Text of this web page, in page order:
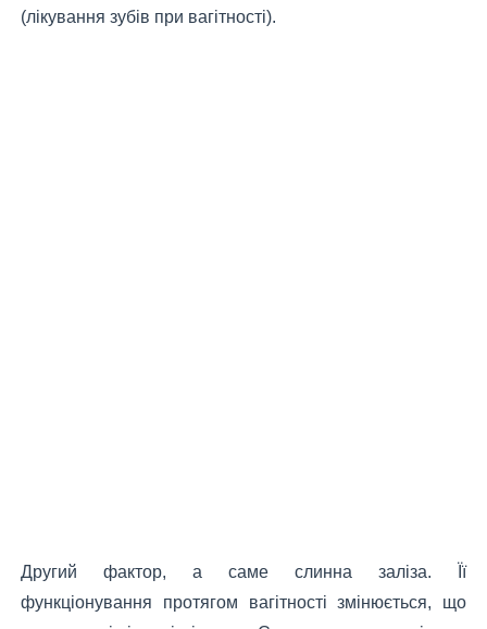
(лікування зубів при вагітності).
Другий фактор, а саме слинна заліза. Її
функціонування протягом вагітності змінюється, що